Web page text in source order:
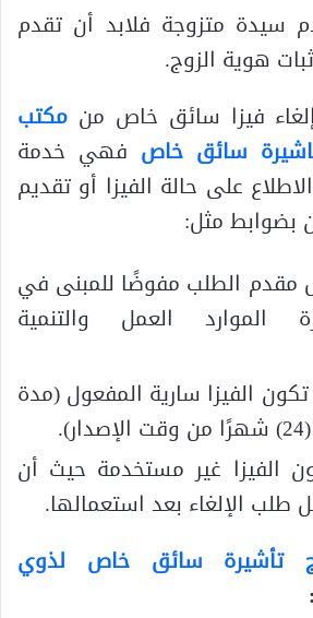
سيدة متزوجة فلابد أن تقدم
هوية الزوج.
فيزا سائق خاص من مكتب
سائق خاص فهي خدمة
على حالة الفيزا أو تقديم
بضوابط مثل:
مقدم الطلب مفوضًا للمبنى في
الموارد العمل والتنمية
الفيزا سارية المفعول (مدة
الفيزا غير مستخدمة حيث أن
طلب الإلغاء بعد استعمالها.
تأشيرة سائق خاص لذوي
: